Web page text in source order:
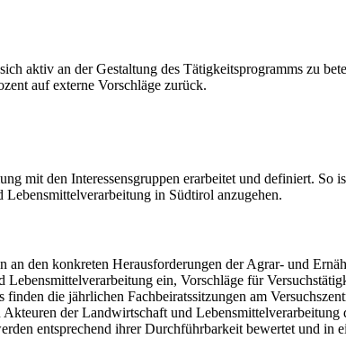
aktiv an der Gestaltung des Tätigkeitsprogramms zu
auf externe Vorschläge zurück.
mit den Interessensgruppen erarbeitet und definiert. So
in Südtirol anzugehen.
den konkreten Herausforderungen der Agrar- und
ein, Vorschläge für
die jährlichen Fachbeiratssitzungen am
der Landwirtschaft und Lebensmittelverarbeitung
entsprechend ihrer Durchführbarkeit bewertet und in